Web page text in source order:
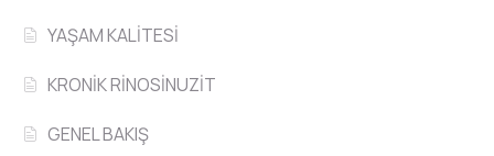
YAŞAM KALİTESİ
KRONİK RİNOSİNUZİT
GENEL BAKIŞ